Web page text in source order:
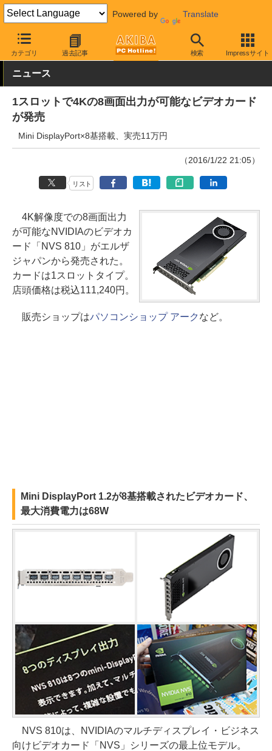
Powered by Translate
カテゴリ 過去記事 検索 Impressサイト
AKIBA PC Hotline! PCパーツ ビデオカード（グラフィックボード
ニュース
1スロットで4Kの8画面出力が可能なビデオカード
が発売
Mini DisplayPort×8基搭載、実売11万円
（2016/1/22 21:05）
リスト
4K解像度での8画面出力
が可能なNVIDIAのビデオカ
ード「NVS 810」がエルザ
ジャパンから発売された。
カードは1スロットタイプ。
店頭価格は税込111,240円。
販売ショップはパソコンショップ アーク など。
Mini DisplayPort 1.2が8基搭載されたビデオカード、
最大消費電力は68W
NVS 810は、NVIDIAのマルチディスプレイ・ビジネス
向けビデオカード「NVS」シリーズの最上位モデル。